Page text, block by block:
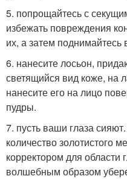
5. попрощайтесь с
избежать повреждения
их, а затем
6. нанесите лосьон,
светящийся вид коже, на
нанесите его на лицо
пудры.
7. пусть ваши глаза
количество золотистого
корректором для области
волшебным образом